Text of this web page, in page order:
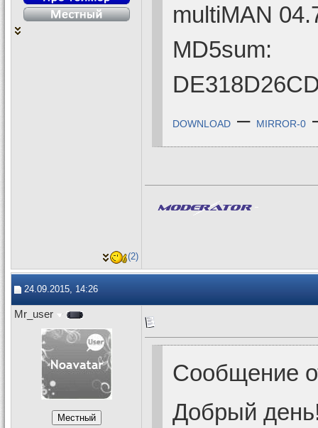
multiMAN
MD5sum:
DOWNLOAD – MIRROR-0
(2)
24.09.2015, 14:26
Mr_user
Сообщение
Добрый